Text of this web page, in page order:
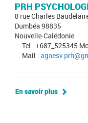
PRH
8 rue Charles
Dumbéa 98835
Nouvelle-Calédonie
Tel : +687_525345
Mail :
En savoir plus